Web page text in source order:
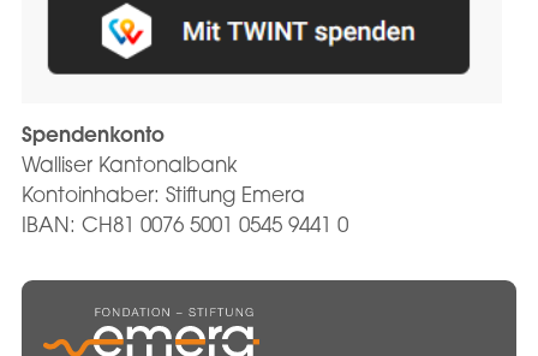
Spendenkonto
Walliser Kantonalbank
Kontoinhaber: Stiftung Emera
IBAN: CH81 0076 5001 0545 9441 0